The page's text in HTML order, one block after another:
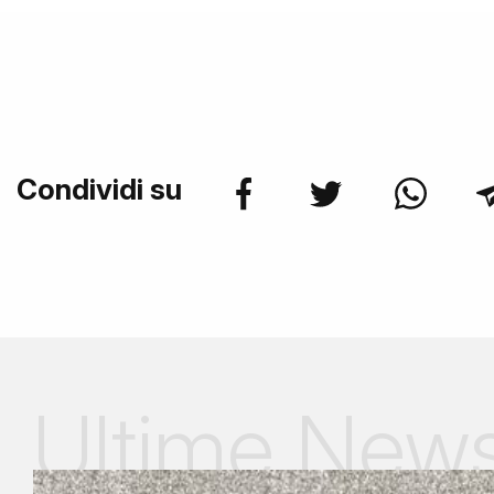
Condividi su
Ultime